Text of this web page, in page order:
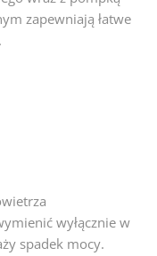
zapewniają łatwe
wyłącznie w
spadek mocy.